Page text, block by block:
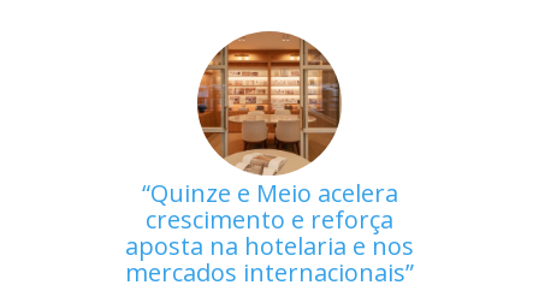
Quinze e Meio acelera
crescimento e reforça
aposta na hotelaria e nos
mercados internacionais